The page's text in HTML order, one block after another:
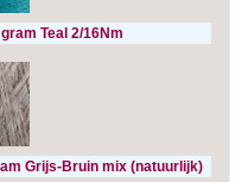
Teal 2/16Nm
Grijs-Bruin mix (natuurlijk)